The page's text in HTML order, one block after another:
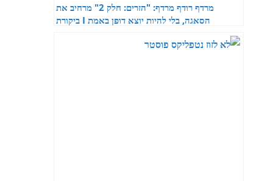
מרדף רודף מרדף: "הזרים: חלק 2" מרחיב את
הסאגה, בלי להיות יוצא דופן באמת I ביקורת